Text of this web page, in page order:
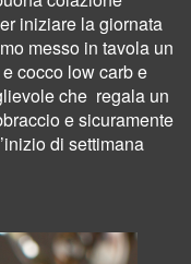
iniziare la giornata
messo in tavola un
cocco low carb e
che regala un
esicuramente
di settimana